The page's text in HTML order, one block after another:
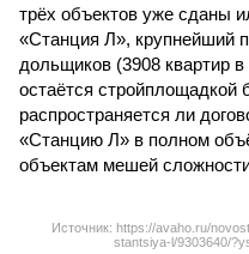
трёх объектов уже сданы
«Станция Л», крупнейший
дольщиков (3908 квартир
остаётся стройплощадкой
распространяется ли
«Станцию Л» в полном
объектам мешей
Источник: https://avaho.ru/
stantsiya-l/9303640/